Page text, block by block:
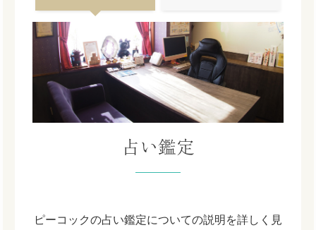
占い鑑定
ピーコックの占い鑑定についての説明を詳しく見